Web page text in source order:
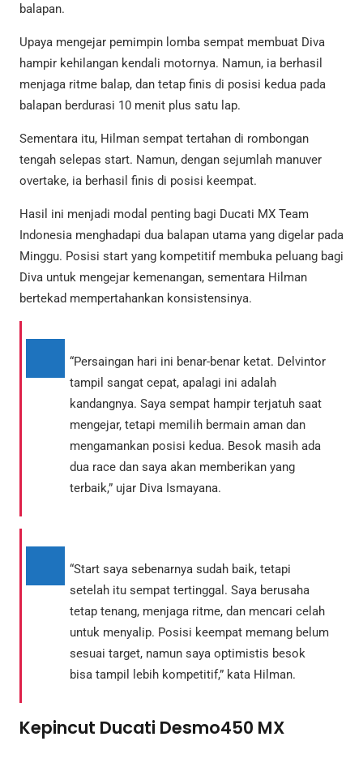
balapan.
Upaya mengejar pemimpin lomba sempat membuat Diva
hampir kehilangan kendali motornya. Namun, ia berhasil
menjaga ritme balap, dan tetap finis di posisi kedua pada
balapan berdurasi 10 menit plus satu lap.
Sementara itu, Hilman sempat tertahan di rombongan
tengah selepas start. Namun, dengan sejumlah manuver
overtake, ia berhasil finis di posisi keempat.
Hasil ini menjadi modal penting bagi Ducati MX Team
Indonesia menghadapi dua balapan utama yang digelar pada
Minggu. Posisi start yang kompetitif membuka peluang bagi
Diva untuk mengejar kemenangan, sementara Hilman
bertekad mempertahankan konsistensinya.
“Persaingan hari ini benar-benar ketat. Delvintor
tampil sangat cepat, apalagi ini adalah
kandangnya. Saya sempat hampir terjatuh saat
mengejar, tetapi memilih bermain aman dan
mengamankan posisi kedua. Besok masih ada
dua race dan saya akan memberikan yang
terbaik,” ujar Diva Ismayana.
“Start saya sebenarnya sudah baik, tetapi
setelah itu sempat tertinggal. Saya berusaha
tetap tenang, menjaga ritme, dan mencari celah
untuk menyalip. Posisi keempat memang belum
sesuai target, namun saya optimistis besok
bisa tampil lebih kompetitif,” kata Hilman.
Kepincut Ducati Desmo450 MX